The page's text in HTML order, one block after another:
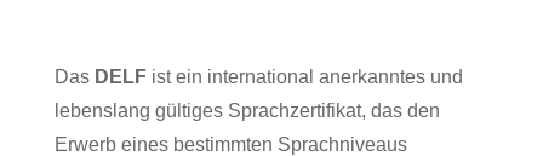
Das DELFist ein international anerkanntes und
lebenslang gültiges Sprachzertifikat, das den
Erwerb eines bestimmten Sprachniveaus